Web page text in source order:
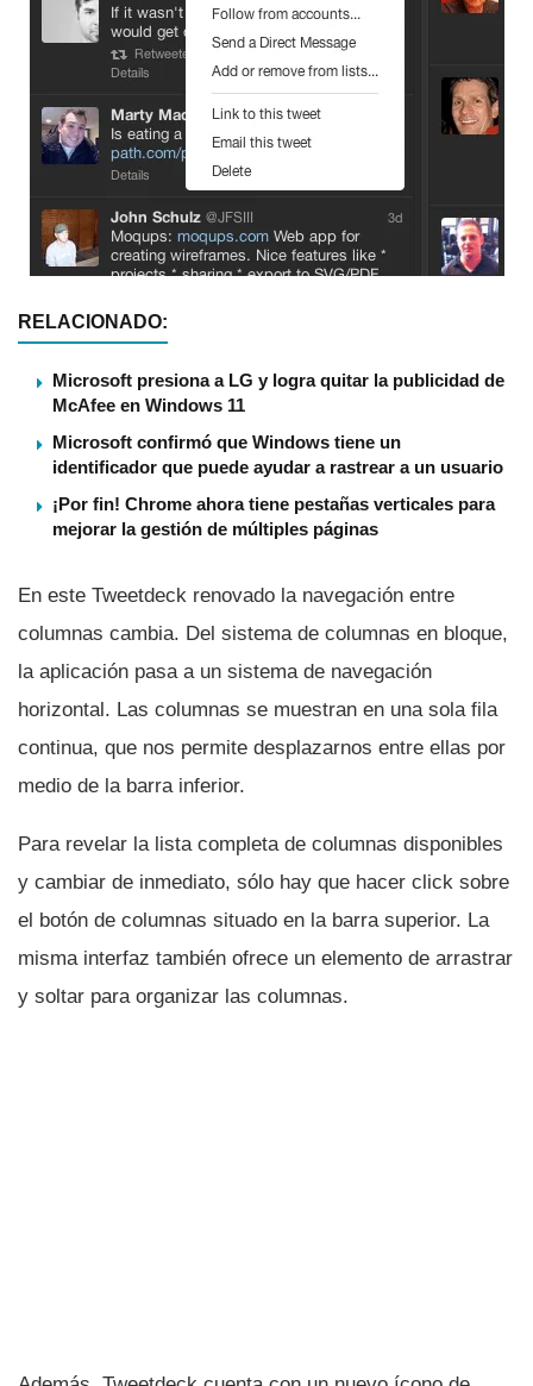
RELACIONADO:
Microsoft presiona a LG y logra quitar la publicidad de
McAfee en Windows 11
Microsoft confirmó que Windows tiene un
identificador que puede ayudar a rastrear a un usuario
¡Por fin! Chrome ahora tiene pestañas verticales para
mejorar la gestión de múltiples páginas
En este Tweetdeck renovado la navegación entre
columnas cambia. Del sistema de columnas en bloque,
la aplicación pasa a un sistema de navegación
horizontal. Las columnas se muestran en una sola fila
continua, que nos permite desplazarnos entre ellas por
medio de la barra inferior.
Para revelar la lista completa de columnas disponibles
y cambiar de inmediato, sólo hay que hacer click sobre
el botón de columnas situado en la barra superior. La
misma interfaz también ofrece un elemento de arrastrar
y soltar para organizar las columnas.